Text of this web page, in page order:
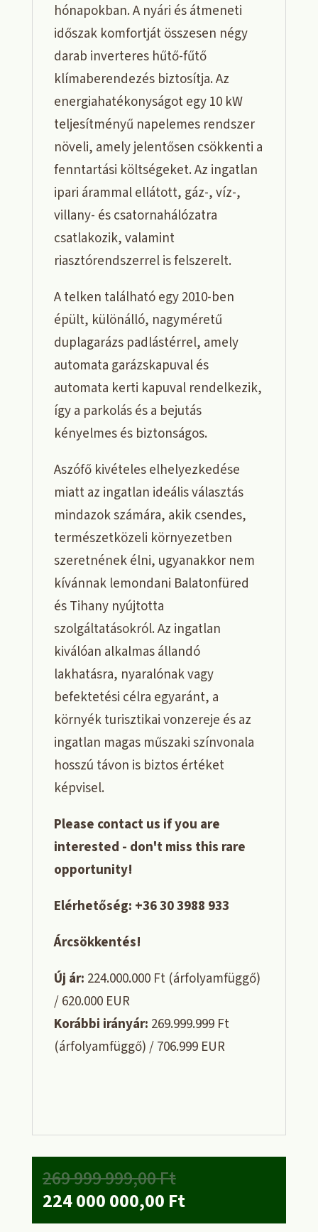
hónapokban. A nyári és átmeneti
időszak komfortját összesen négy
darab inverteres hűtő-fűtő
klímaberendezés biztosítja. Az
energiahatékonyságot egy 10 kW
teljesítményű napelemes rendszer
növeli, amely jelentősen csökkenti a
fenntartási költségeket. Az ingatlan
ipari árammal ellátott, gáz-, víz-,
villany- és csatornahálózatra
csatlakozik, valamint
riasztórendszerrel is felszerelt.
A telken található egy 2010-ben
épült, különálló, nagyméretű
duplagarázs padlástérrel, amely
automata garázskapuval és
automata kerti kapuval rendelkezik,
így a parkolás és a bejutás
kényelmes és biztonságos.
Aszófő kivételes elhelyezkedése
miatt az ingatlan ideális választás
mindazok számára, akik csendes,
természetközeli környezetben
szeretnének élni, ugyanakkor nem
kívánnak lemondani Balatonfüred
és Tihany nyújtotta
szolgáltatásokról. Az ingatlan
kiválóan alkalmas állandó
lakhatásra, nyaralónak vagy
befektetési célra egyaránt, a
környék turisztikai vonzereje és az
ingatlan magas műszaki színvonala
hosszú távon is biztos értéket
képvisel.
Please contact us if you are
interested - don't miss this rare
opportunity!
Elérhetőség: +36 30 3988 933
Árcsökkentés!
Új ár: 224.000.000 Ft (árfolyamfüggő)
/ 620.000 EUR
Korábbi irányár: 269.999.999 Ft
(árfolyamfüggő) / 706.999 EUR
269 999 999,00FtOriginal
price
was:
224 000 000,00 FtCurrent
price